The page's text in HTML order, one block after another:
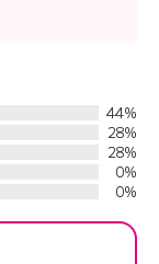
44%
28%
28%
0%
0%